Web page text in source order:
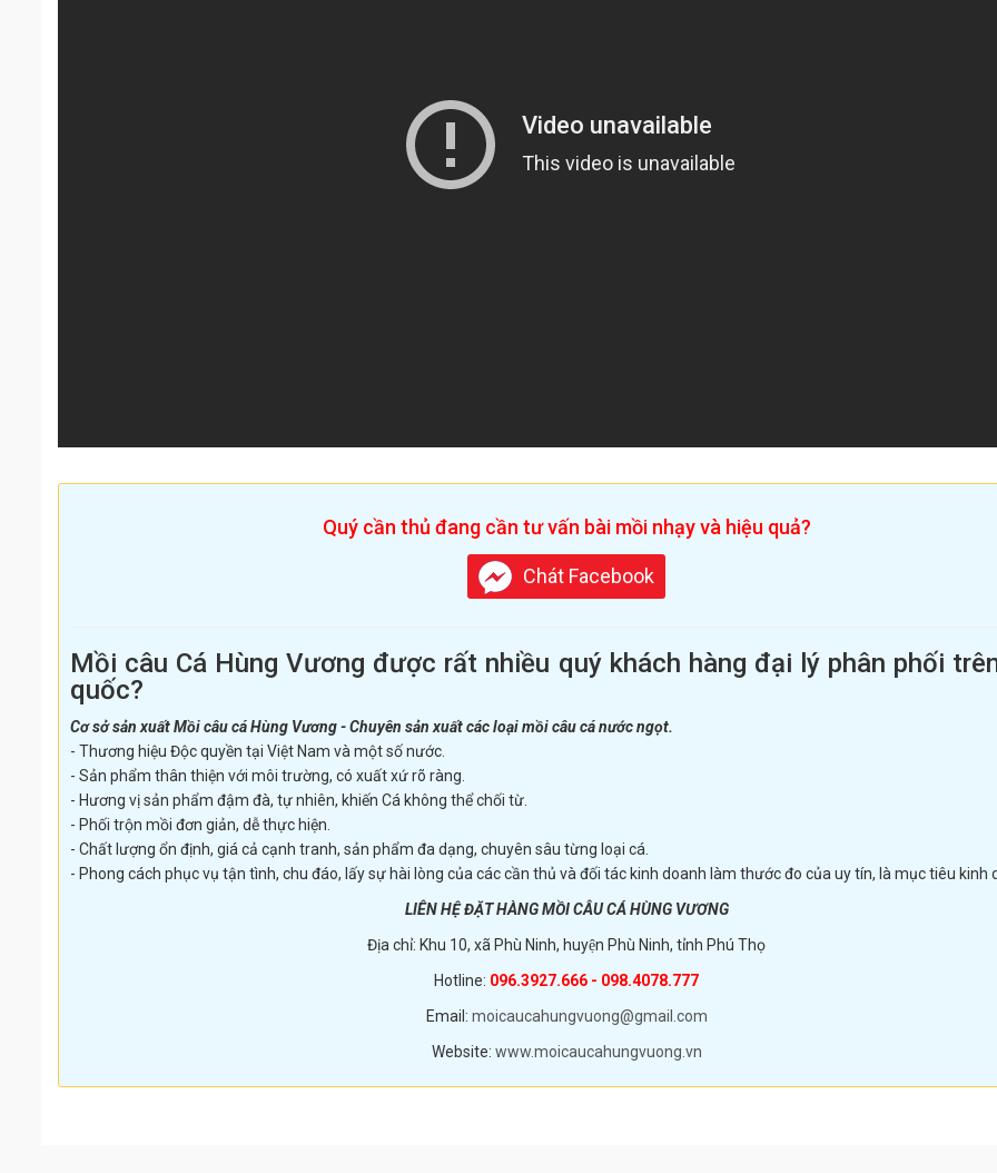
Quý cần thủ đang cần tư vấn bài mồi nhạy và hiệu quả?
Chát Facebook
Mồi câu Cá Hùng Vương được rất nhiều quý khách hàng đại lý phân phối
quốc?
Cơ sở sản xuất Mồi câu cá Hùng Vương - Chuyên sản xuất các loại mồi câu cá nước ngọt.
- Thương hiệu Độc quyền tại Việt Nam và một số nước.
- Sản phẩm thân thiện với môi trường, có xuất xứ rõ ràng.
- Hương vị sản phẩm đậm đà, tự nhiên, khiến Cá không thể chối từ.
- Phối trộn mồi đơn giản, dễ thực hiện.
- Chất lượng ổn định, giá cả cạnh tranh, sản phẩm đa dạng, chuyên sâu từng loại cá.
- Phong cách phục vụ tận tình, chu đáo, lấy sự hài lòng của các cần thủ và đối tác kinh doanh làm thước đo của uy tín, là mục tiêu kinh
LIÊN HỆ ĐẶT HÀNG MỒI CÂU CÁ HÙNG VƯƠNG
Địa chỉ: Khu 10, xã Phù Ninh, huyện Phù Ninh, tỉnh Phú Thọ
Hotline: 096.3927.666 - 098.4078.777
Email: moicaucahungvuong@gmail.com
Website: www.moicaucahungvuong.vn